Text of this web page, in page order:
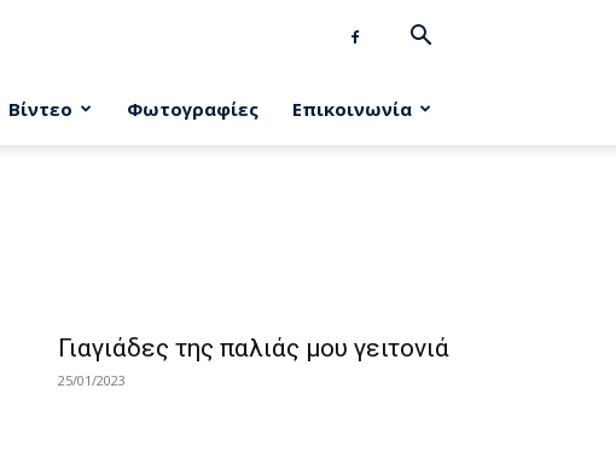
Βίντεο Φωτογραφίες Επικοινωνία
Γιαγιάδες της παλιάς μου γειτονιά
25/01/2023